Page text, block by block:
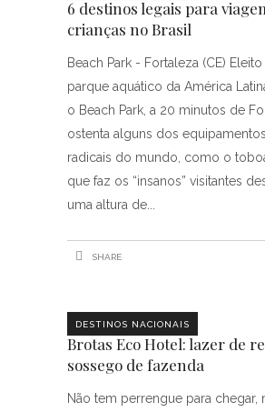
6 destinos legais para
crianças no Brasil
Beach Park - Fortaleza (CE)
parque aquático da América
o Beach Park, a 20 minutos de
ostenta alguns dos
radicais do mundo, como o
que faz os “insanos” visitantes
uma altura de
SHARE
DESTINOS NACIONAIS
Brotas Eco Hotel: lazer de
sossego de fazenda
Não tem perrengue para chegar,